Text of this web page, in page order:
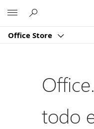
Office Store
todo